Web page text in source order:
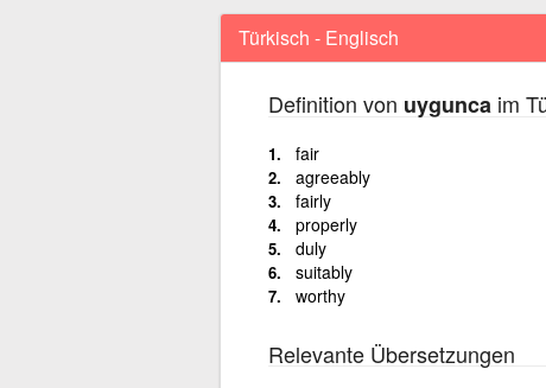
Türkisch - Englisch
Definition von uygunca im
fair
agreeably
fairly
properly
duly
suitably
worthy
Relevante Übersetzungen